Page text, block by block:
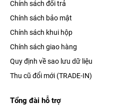
Chính sách đổi trả
Chính sách bảo mật
Chính sách khui hộp
Chính sách giao hàng
Quy định về sao lưu dữ liệu
Thu cũ đổi mới (TRADE-IN)
Tổng đài hỗ trợ